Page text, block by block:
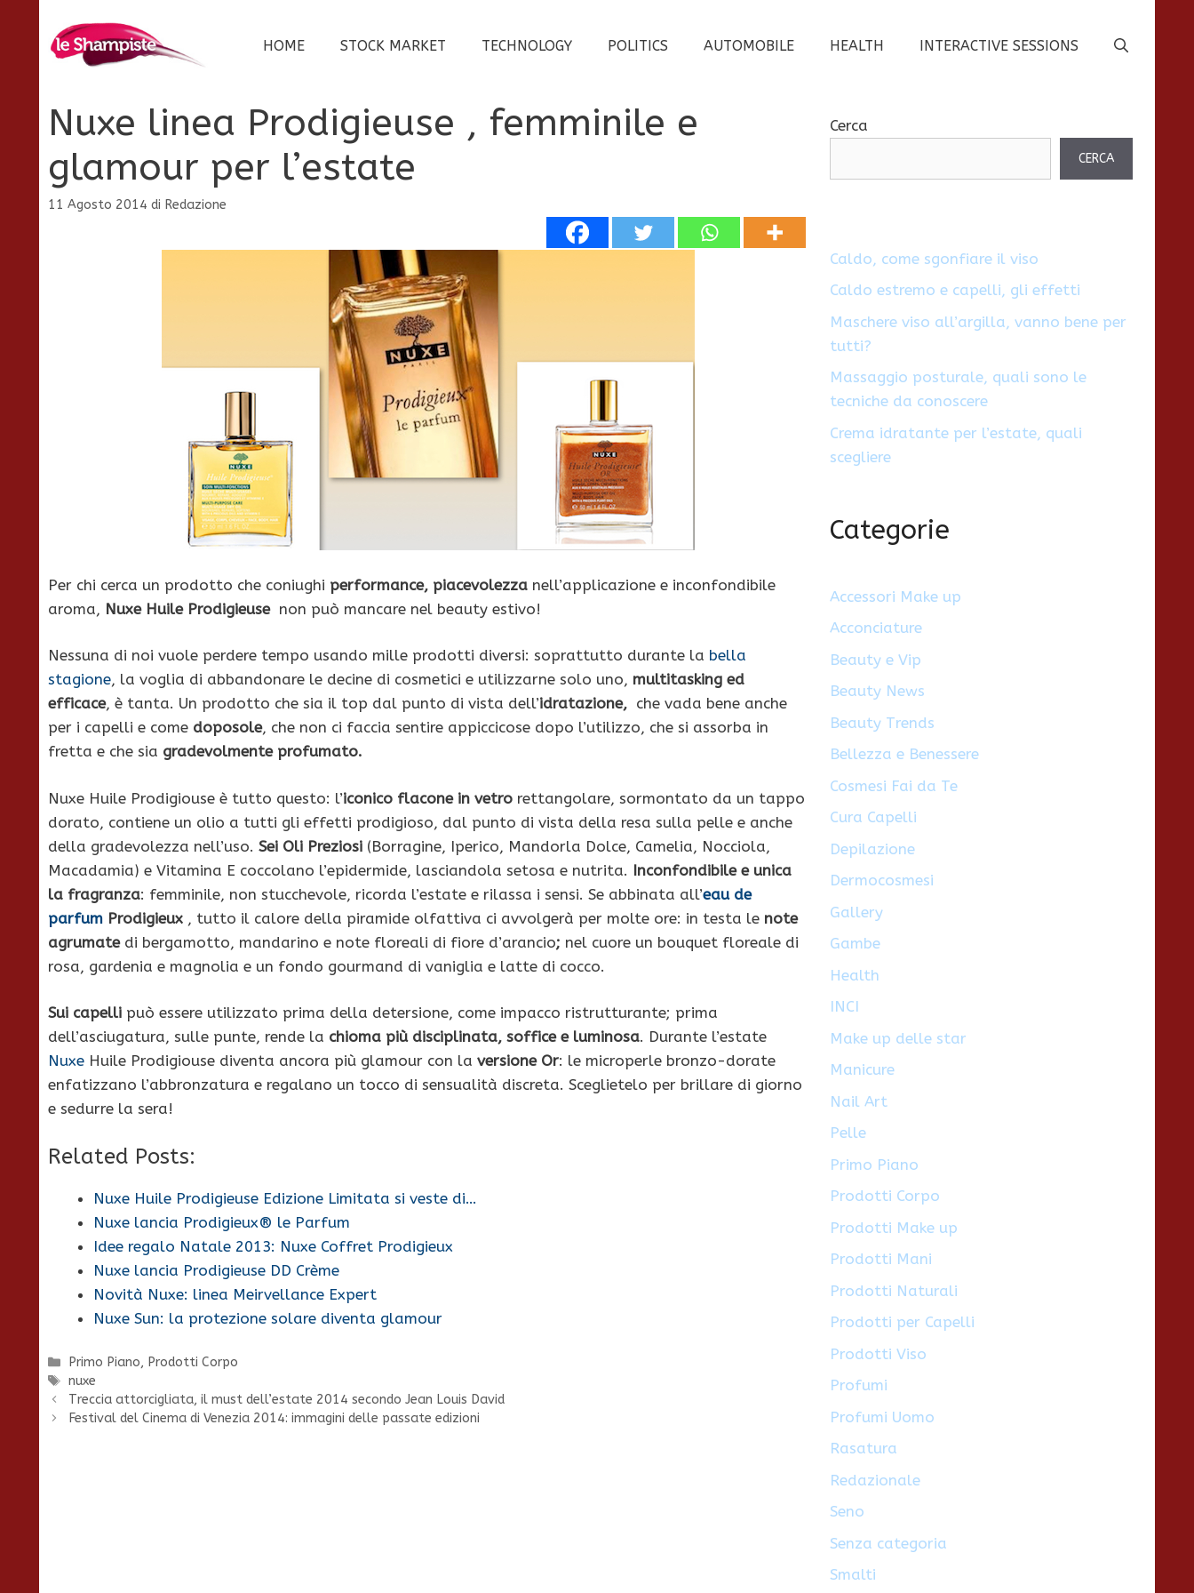
contenuto
HOME STOCK MARKET TECHNOLOGY POLITICS AUTOMOBILE HEALTH INTERACTIVE SESSIONS
Nuxe linea Prodigieuse , femminile e
glamour per l’estate
11 Agosto 2014 di Redazione
Per chi cerca un prodotto che coniughi performance, piacevolezza nell’applicazione e inconfondibile
aroma, Nuxe Huile Prodigieuse non può mancare nel beauty estivo!
Nessuna di noi vuole perdere tempo usando mille prodotti diversi: soprattutto durante la bella
stagione, la voglia di abbandonare le decine di cosmetici e utilizzarne solo uno, multitasking ed
efficace, è tanta. Un prodotto che sia il top dal punto di vista dell’idratazione, che vada bene anche
per i capelli e come doposole, che non ci faccia sentire appiccicose dopo l’utilizzo, che si assorba in
fretta e che sia gradevolmente profumato.
Nuxe Huile Prodigiouse è tutto questo: l’iconico flacone in vetro rettangolare, sormontato da un tappo
dorato, contiene un olio a tutti gli effetti prodigioso, dal punto di vista della resa sulla pelle e anche
della gradevolezza nell’uso. Sei Oli Preziosi (Borragine, Iperico, Mandorla Dolce, Camelia, Nocciola,
Macadamia) e Vitamina E coccolano l’epidermide, lasciandola setosa e nutrita. Inconfondibile e unica
la fragranza: femminile, non stucchevole, ricorda l’estate e rilassa i sensi. Se abbinata all’eau de
parfum Prodigieux , tutto il calore della piramide olfattiva ci avvolgerà per molte ore: in testa le note
agrumate di bergamotto, mandarino e note floreali di fiore d’arancio; nel cuore un bouquet floreale di
rosa, gardenia e magnolia e un fondo gourmand di vaniglia e latte di cocco.
Sui capelli può essere utilizzato prima della detersione, come impacco ristrutturante; prima
dell’asciugatura, sulle punte, rende la chioma più disciplinata, soffice e luminosa. Durante l’estate
Nuxe Huile Prodigiouse diventa ancora più glamour con la versione Or: le microperle bronzo-dorate
enfatizzano l’abbronzatura e regalano un tocco di sensualità discreta. Sceglietelo per brillare di giorno
e sedurre la sera!
Related Posts:
Nuxe Huile Prodigieuse Edizione Limitata si veste di…
Nuxe lancia Prodigieux® le Parfum
Idee regalo Natale 2013: Nuxe Coffret Prodigieux
Nuxe lancia Prodigieuse DD Crème
Novità Nuxe: linea Meirvellance Expert
Nuxe Sun: la protezione solare diventa glamour
Categorie
Primo Piano, Prodotti Corpo
Tag
nuxe
Treccia attorcigliata, il must dell’estate 2014 secondo Jean Louis David
Festival del Cinema di Venezia 2014: immagini delle passate edizioni
Cerca
CERCA
Caldo, come sgonfiare il viso
Caldo estremo e capelli, gli effetti
Maschere viso all’argilla, vanno bene per
tutti?
Massaggio posturale, quali sono le
tecniche da conoscere
Crema idratante per l’estate, quali
scegliere
Categorie
Accessori Make up
Acconciature
Beauty e Vip
Beauty News
Beauty Trends
Bellezza e Benessere
Cosmesi Fai da Te
Cura Capelli
Depilazione
Dermocosmesi
Gallery
Gambe
Health
INCI
Make up delle star
Manicure
Nail Art
Pelle
Primo Piano
Prodotti Corpo
Prodotti Make up
Prodotti Mani
Prodotti Naturali
Prodotti per Capelli
Prodotti Viso
Profumi
Profumi Uomo
Rasatura
Redazionale
Seno
Senza categoria
Smalti